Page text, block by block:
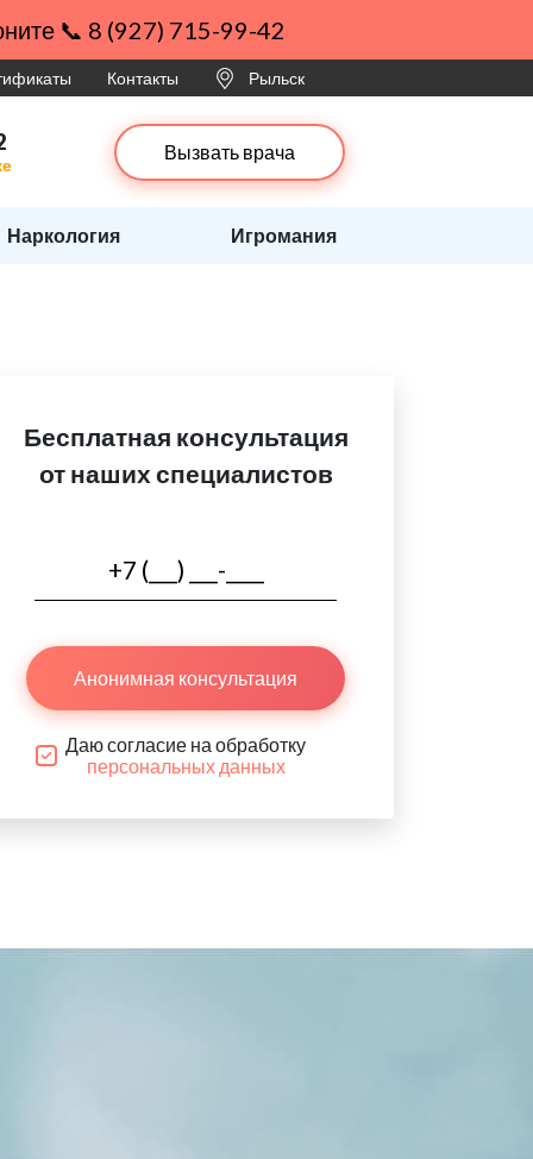
📞 8 (927) 715-99-42
Контакты Рыльск
Вызвать врача
Наркология Игромания
Бесплатная консультация
от наших специалистов
Анонимная консультация
Даю согласие на обработку
персональных данных